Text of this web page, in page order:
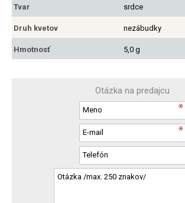
Tvar srdce
Druh kvetov nezábudky
Hmotnosť 5,0 g
Otázka na predajcu